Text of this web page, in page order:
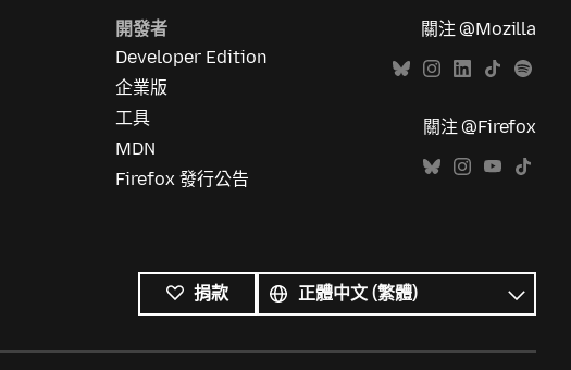
開發者
Developer Edition
企業版
工具
MDN
Firefox 發行公告
關注 @Mozilla
關注 @Firefox
捐款
有
語
言
語
言